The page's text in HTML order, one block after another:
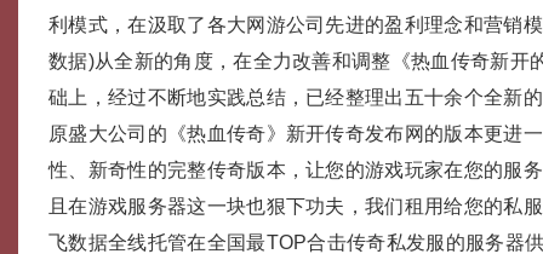
利模式，在汲取了各大网游公司先进的盈利理念和营销
数据)从全新的角度，在全力改善和调整《热血传奇新开
础上，经过不断地实践总结，已经整理出五十余个全新
原盛大公司的《热血传奇》新开传奇发布网的版本更进
性、新奇性的完整传奇版本，让您的游戏玩家在您的服
且在游戏服务器这一块也狠下功夫，我们租用给您的私
飞数据全线托管在全国最TOP合击传奇私发服的服务器